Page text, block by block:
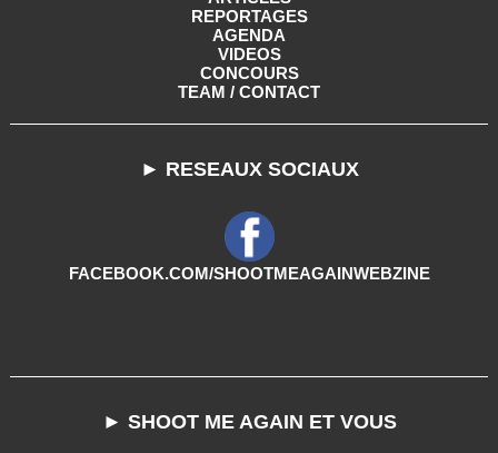
REPORTAGES
AGENDA
VIDEOS
CONCOURS
TEAM / CONTACT
► RESEAUX SOCIAUX
FACEBOOK.COM/SHOOTMEAGAINWEBZINE
► SHOOT ME AGAIN ET VOUS